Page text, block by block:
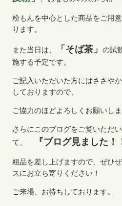
粉もんを中心とした商品をご用
ります。
また当日は、 「そば茶」 の試
施する予定です。
ご記入いただいた方にはささや
しておりますので、
ご協力のほどよろしくお願いしま
さらにこのブログをご覧いただ
て、
『ブログ見ました！
粗品を差し上げますので、ぜひ
スにお立ち寄りください！
ご来場、お待ちしております。